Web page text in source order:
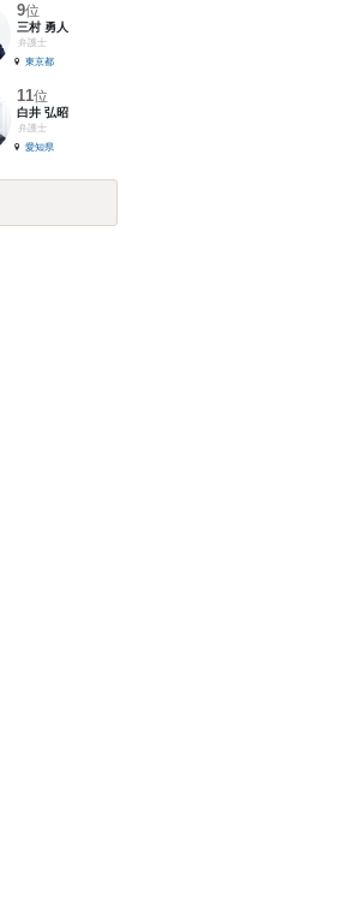
9位
三村 勇人
弁護士
東京都
11位
白井 弘昭
弁護士
愛知県